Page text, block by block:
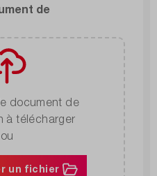
de
document de
à télécharger
ou
un fichier